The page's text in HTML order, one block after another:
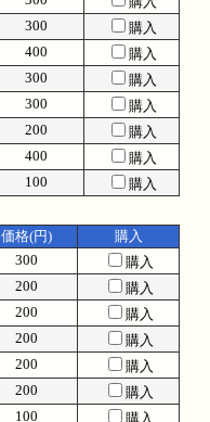
300
購入
400
購入
300
購入
300
購入
200
購入
400
購入
100 購入
価格(円)
購入
300
購入
200
購入
200
購入
200
購入
200
購入
200
購入
100
購入